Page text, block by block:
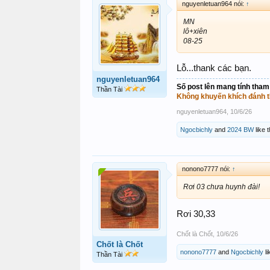
nguyenletuan964
Thần Tài
nguyenletuan964 nói: ↑
MN
lô+xiên
08-25
Lỗ...thank các bạn.
Số post lên mang tính
Không khuyến khích đánh
nguyenletuan964 10/6/26
Ngocbichly and 2024 BWlike
Chốt là Chốt
Thần Tài
nonono7777 nói: ↑
Rơi 03 chưa huynh đài!
Rơi 30,33
Chốt là Chốt 10/6/26
nonono7777 and Ngocbichly